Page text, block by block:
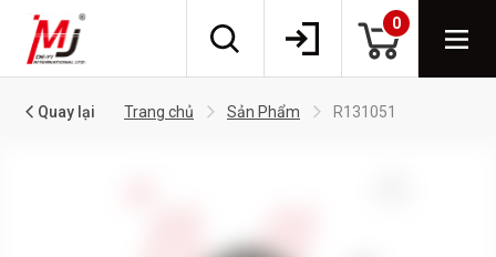
0
Quay lại Trang chủ Sản Phẩm R131051